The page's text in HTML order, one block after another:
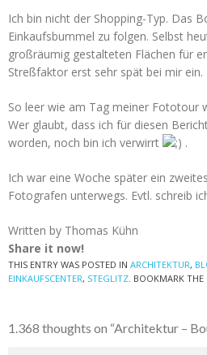
Ich bin nicht der Shopping-Typ. Das
Einkaufsbummel zu folgen. Selbst
großräumig gestalteten Flächen für
Streßfaktor erst sehr spät bei mir ein.
So leer wie am Tag meiner Fototour
Wer glaubt, dass ich für diesen
worden, noch bin ich verwirrt
.
Ich war eine Woche später ein
Fotografen unterwegs. Evtl. schreib
Written by Thomas Kühn
Share it now!
THIS ENTRY WAS POSTED IN ARCHITEKTUR,
EINKAUFSCENTER, STEGLITZ. BOOKMARK THE
1.368 thoughts on “Architektur –